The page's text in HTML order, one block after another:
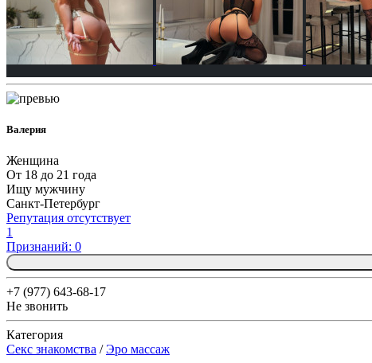
Валерия
Женщина
От 18 до 21 года
Ищу мужчину
Санкт-Петербург
Репутация отсутствует
1
Признаний: 0
+7 (977) 643-68-17
Не звонить
Категория
Секс знакомства /Эро массаж